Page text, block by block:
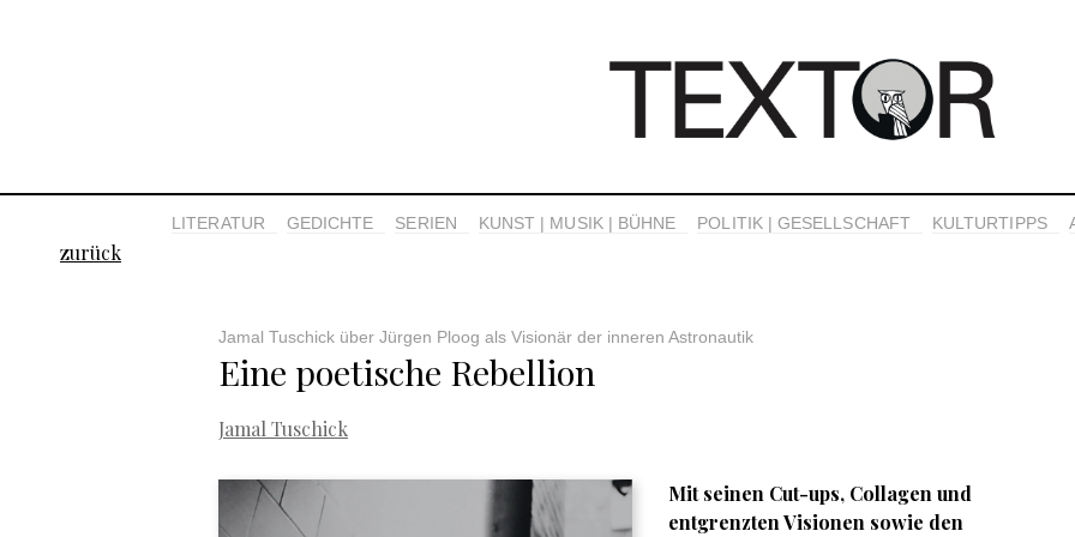
LITERATUR GEDICHTE SERIEN KUNST | MUSIK | BÜHNE POLITIK | GESELLSCHAFT KULTURTIPPS
zurück
Jamal Tuschick über Jürgen Ploog als Visionär der inneren Astronautik
Eine poetische Rebellion
Jamal Tuschick
Mit seinen Cut-ups, Collagen und
entgrenzten Visionen sowie den